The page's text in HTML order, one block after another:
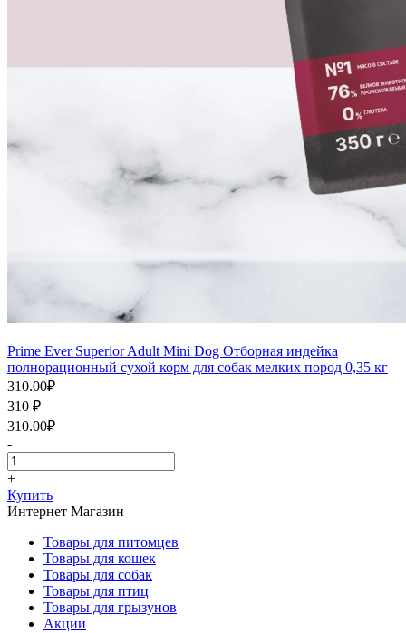
Prime Ever Superior Adult Mini Dog Отборная индейка
полнорационный сухой корм для собак мелких пород 0,35 кг
310.00₽
310 ₽
310.00₽
-
+
Купить
Интернет Магазин
Товары для питомцев
Товары для кошек
Товары для собак
Товары для птиц
Товары для грызунов
Акции